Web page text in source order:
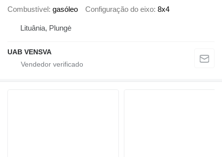
Combustível gasóleo Configuração do eixo 8x4
Lituânia, Plungė
UAB VENSVA